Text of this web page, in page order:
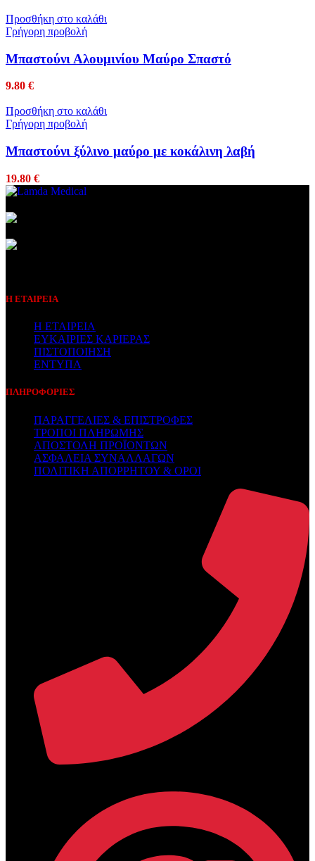
Προσθήκη στο καλάθι
Γρήγορη προβολή
Μπαστούνι Αλουμινίου Μαύρο Σπαστό
9.80 €
Προσθήκη στο καλάθι
Γρήγορη προβολή
Μπαστούνι ξύλινο μαύρο με κοκάλινη λαβή
19.80 €
Η ΕΤΑΙΡΕΙΑ
Η ΕΤΑΙΡΕΙΑ
ΕΥΚΑΙΡΙΕΣ ΚΑΡΙΕΡΑΣ
ΠΙΣΤΟΠΟΙΗΣΗ
ΕΝΤΥΠΑ
ΠΛΗΡΟΦΟΡΙΕΣ
ΠΑΡΑΓΓΕΛΙΕΣ & ΕΠΙΣΤΡΟΦΕΣ
ΤΡΟΠΟΙ ΠΛΗΡΩΜΗΣ
ΑΠΟΣΤΟΛΗ ΠΡΟΪΟΝΤΩΝ
ΑΣΦΑΛΕΙΑ ΣΥΝΑΛΛΑΓΩΝ
ΠΟΛΙΤΙΚΗ ΑΠΟΡΡΗΤΟΥ & ΟΡΟΙ